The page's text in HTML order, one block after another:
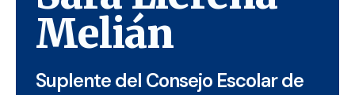
Melián
Suplente del Consejo Escolar de